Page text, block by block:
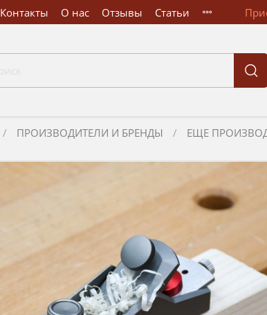
Контакты О нас Отзывы Статьи
ПРОИЗВОДИТЕЛИ И БРЕНДЫ ЕЩЕ